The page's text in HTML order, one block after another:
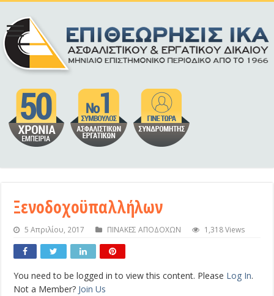
Ξενοδοχοϋπαλλήλων
5 Απριλίου, 2017 ΠΙΝΑΚΕΣ ΑΠΟΔΟΧΩΝ 1,318 Views
You need to be logged in to view this content. Please Log In.
Not a Member? Join Us